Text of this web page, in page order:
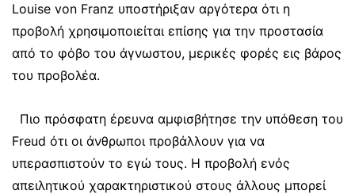
Louise von Franz υποστήριξαν αργότερα ότι η
προβολή χρησιμοποιείται επίσης για την προστασία
από το φόβο του άγνωστου, μερικές φορές εις βάρος
του προβολέα.
Πιο πρόσφατη έρευνα αμφισβήτησε την υπόθεση του
Freud ότι οι άνθρωποι προβάλλουν για να
υπερασπιστούν το εγώ τους. Η προβολή ενός
απειλητικού χαρακτηριστικού στους άλλους μπορεί